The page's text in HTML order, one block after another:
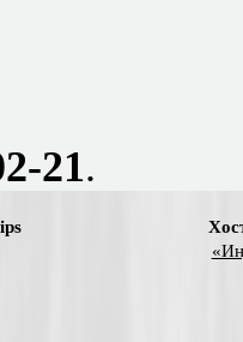
21.